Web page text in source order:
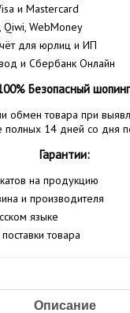
и Mastercard
Qiwi, WebMoney
для юрлиц и ИП
и Сбербанк Онлайн
Безопасный
обмен товара при
полных 14 дней со дня
Гарантии:
на продукцию
и производителя
языке
товара
Описание